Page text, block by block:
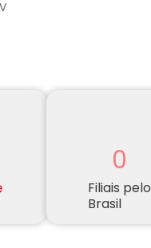
Filiais pelo
Brasil
0